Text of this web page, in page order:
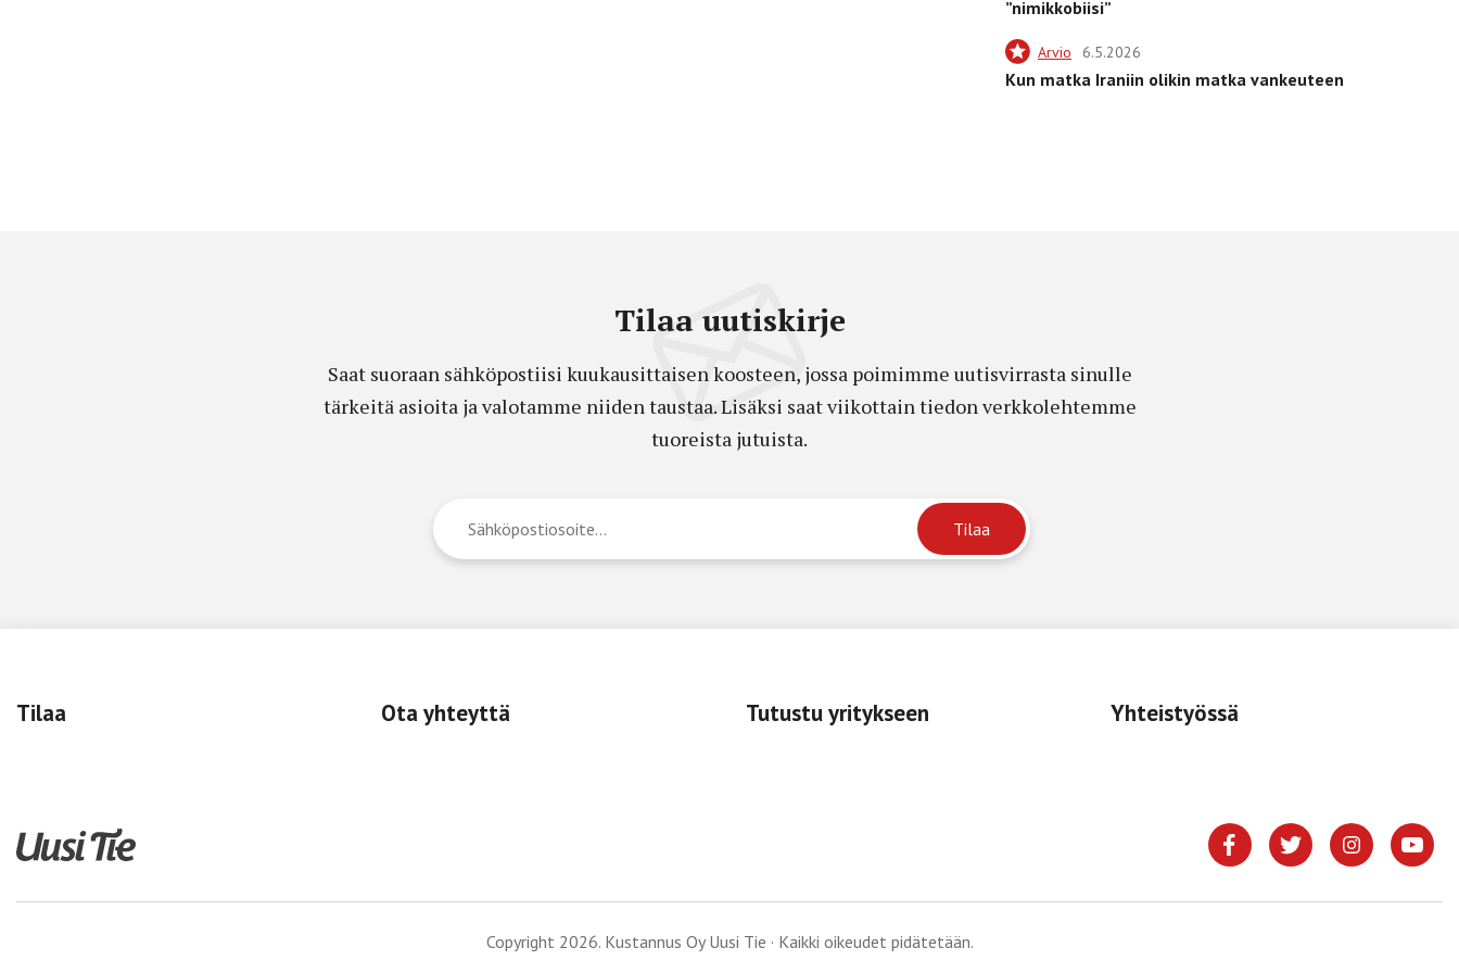
”nimikkobiisi”
Arvio 6.5.2026
Kun matka Iraniin olikin matka vankeuteen
Tilaa uutiskirje
Saat suoraan sähköpostiisi kuukausittaisen koosteen, jossa poimimme uutisvirrasta sinulle
tärkeitä asioita ja valotamme niiden taustaa. Lisäksi saat viikottain tiedon verkkolehtemme
tuoreista jutuista.
Tilaa Ota yhteyttä Tutustu yritykseen Yhteistyössä
Copyright 2026. Kustannus Oy Uusi Tie · Kaikki oikeudet pidätetään.